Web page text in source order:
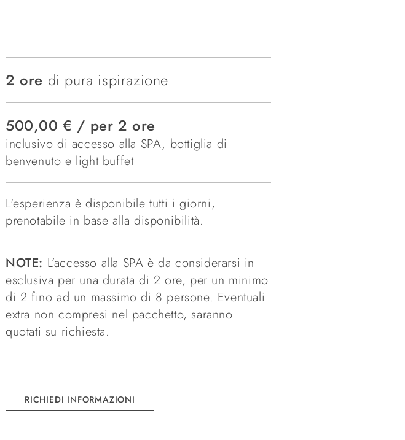
2 ore di pura ispirazione
500,00 € / per 2 ore
inclusivo di accesso alla SPA, bottiglia di
benvenuto e light buffet
L'esperienza è disponibile tutti i giorni,
prenotabile in base alla disponibilità.
NOTE: L’accesso alla SPA è da considerarsi in
esclusiva per una durata di 2 ore, per un minimo
di 2 fino ad un massimo di 8 persone. Eventuali
extra non compresi nel pacchetto, saranno
quotati su richiesta.
RICHIEDI INFORMAZIONI